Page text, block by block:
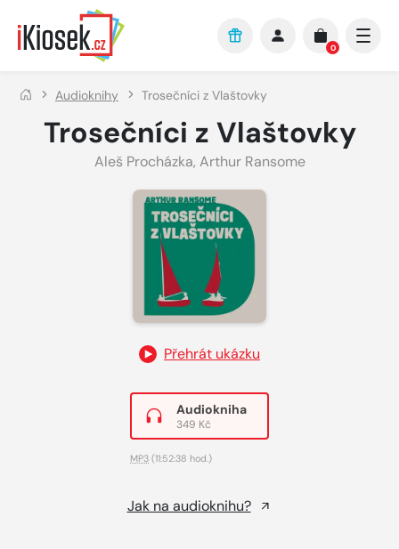
Přejít na hlavní obsah
0
Audioknihy Trosečníci z Vlaštovky
Trosečníci z Vlaštovky
Aleš Procházka, Arthur Ransome
Přehrát ukázku
Audiokniha
349 Kč
MP3 (11:52:38 hod.)
Jak na audioknihu?